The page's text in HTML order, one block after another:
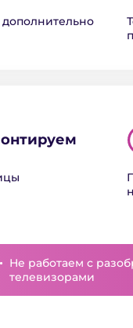
Не работаем с
телевизорами